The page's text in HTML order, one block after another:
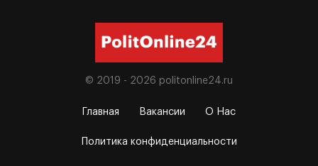
© 2019 - 2026 politonline24.ru
Главная Вакансии О Нас
Политика конфиденциальности